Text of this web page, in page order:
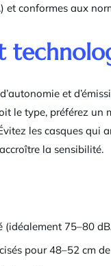
et conformes aux
et
le type, préférez
les casques
la sensibilité.
(idéalement 75–80
pour 48–52 cm